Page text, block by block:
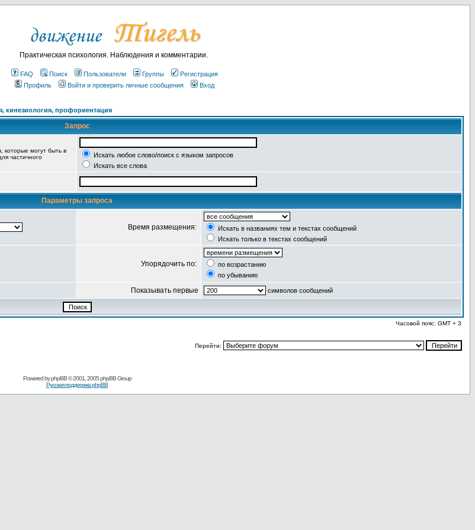
Практическая психология. Наблюдения и комментарии.
FAQ Поиск Пользователи Группы
Регистрация
Профиль
Войти и проверить личные сообщения Вход
кинезиология, профориентация
Запрос
которые могут быть в
частичного
Искать любое слово/поиск с языком запросов
Искать все слова
Параметры запроса
Время размещения:
Искать в названиях тем и текстах сообщений
Искать только в текстах сообщений
Упорядочить по:
по возрастанию
по убыванию
Показывать первые символов сообщений
Часовой пояс: GMT + 3
Перейти:
Powered byphpBB© 2001, 2005 phpBB Group
Русская поддержка phpBB